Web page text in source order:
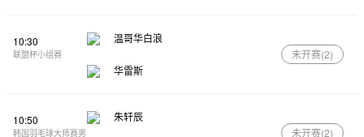
10:30
联盟杯小组赛
温哥华白浪
华雷斯
未开赛(2)
10:50
韩国羽毛球大师赛男
朱轩辰
未开赛(2)